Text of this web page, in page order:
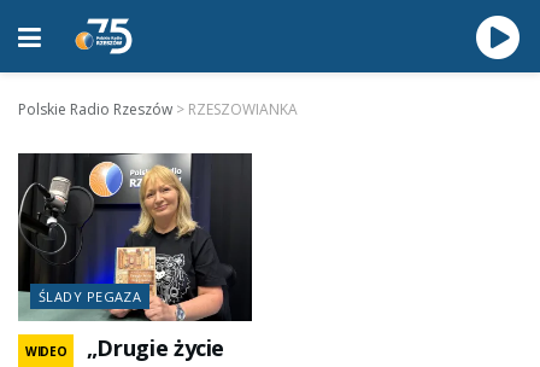
Polskie Radio Rzeszów > RZESZOWIANKA
ŚLADY PEGAZA
WIDEO
„Drugie życie